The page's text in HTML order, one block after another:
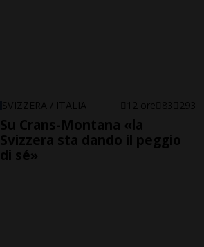
SVIZZERA / ITALIA 12 ore 83 293
Su Crans-Montana «la
Svizzera sta dando il peggio
di sé»